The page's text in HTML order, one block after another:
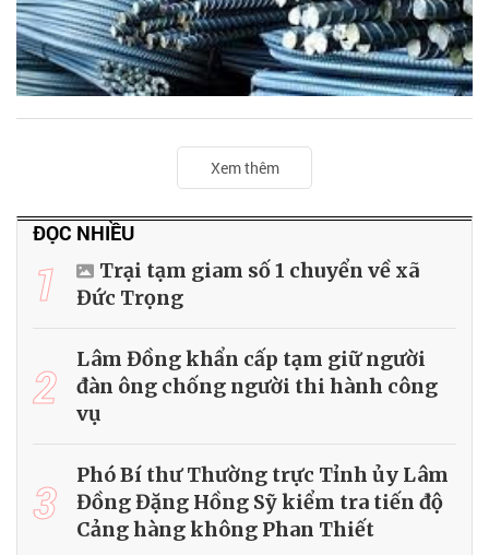
Xem thêm
ĐỌC NHIỀU
1
Trại tạm giam số 1 chuyển về xã
Đức Trọng
2
Lâm Đồng khẩn cấp tạm giữ người
đàn ông chống người thi hành công
vụ
3
Phó Bí thư Thường trực Tỉnh ủy Lâm
Đồng Đặng Hồng Sỹ kiểm tra tiến độ
Cảng hàng không Phan Thiết